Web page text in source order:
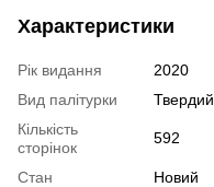
Характеристики
Рік видання
2020
Вид палітурки
Твердий
Кількість
сторінок
592
Стан
Новий